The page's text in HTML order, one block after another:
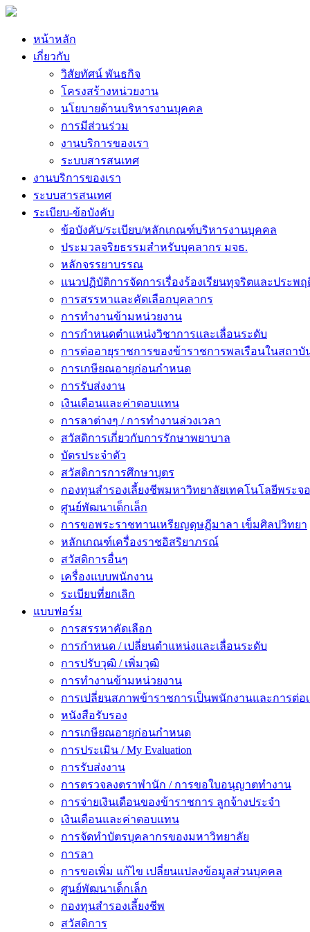
หน้าหลัก
เกี่ยวกับ
วิสัยทัศน์ พันธกิจ
โครงสร้างหน่วยงาน
นโยบายด้านบริหารงานบุคคล
การมีส่วนร่วม
งานบริการของเรา
ระบบสารสนเทศ
งานบริการของเรา
ระบบสารสนเทศ
ระเบียบ-ข้อบังคับ
ข้อบังคับ/ระเบียบ/หลักเกณฑ์บริหารงานบุคคล
ประมวลจริยธรรมสำหรับบุคลากร มจธ.
หลักจรรยาบรรณ
แนวปฏิบัติการจัดการเรื่องร้องเรียนทุจริตและประพ
การสรรหาและคัดเลือกบุคลากร
การทำงานข้ามหน่วยงาน
การกำหนดตำแหน่งวิชาการและเลื่อนระดับ
การต่ออายุราชการของข้าราชการพลเรือนในสถา
การเกษียณอายุก่อนกำหนด
การรับส่งงาน
เงินเดือนและค่าตอบแทน
การลาต่างๆ / การทำงานล่วงเวลา
สวัสดิการเกี่ยวกับการรักษาพยาบาล
บัตรประจำตัว
สวัสดิการการศึกษาบุตร
กองทุนสำรองเลี้ยงชีพมหาวิทยาลัยเทคโนโลยีพระจ
ศูนย์พัฒนาเด็กเล็ก
การขอพระราชทานเหรียญดุษฏีมาลา เข็มศิลปวิทยา
หลักเกณฑ์เครื่องราชอิสริยาภรณ์
สวัสดิการอื่นๆ
เครื่องแบบพนักงาน
ระเบียบที่ยกเลิก
แบบฟอร์ม
การสรรหาคัดเลือก
การกำหนด / เปลี่ยนตำแหน่งและเลื่อนระดับ
การปรับวุฒิ / เพิ่มวุฒิ
การทำงานข้ามหน่วยงาน
การเปลี่ยนสภาพข้าราชการเป็นพนักงานและการต่อ
หนังสือรับรอง
การเกษียณอายุก่อนกำหนด
การประเมิน / My Evaluation
การรับส่งงาน
การตรวจลงตราพำนัก / การขอใบอนุญาตทำงาน
การจ่ายเงินเดือนของข้าราชการ ลูกจ้างประจำ
เงินเดือนและค่าตอบแทน
การจัดทำบัตรบุคลากรของมหาวิทยาลัย
การลา
การขอเพิ่ม แก้ไข เปลี่ยนแปลงข้อมูลส่วนบุคคล
ศูนย์พัฒนาเด็กเล็ก
กองทุนสำรองเลี้ยงชีพ
สวัสดิการ